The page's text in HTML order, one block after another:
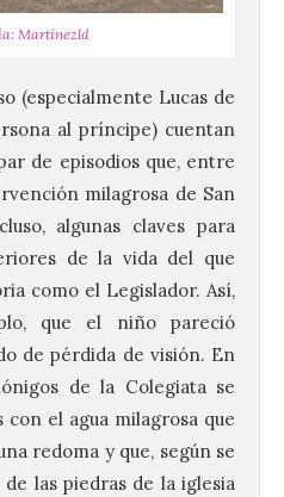
Martínezld
(especialmente Lucas de
al príncipe) cuentan
de episodios que, entre
milagrosa de San
algunas claves para
de la vida del que
como el Legislador. Así,
que el niño pareció
de pérdida de visión. En
de la Colegiata se
con el agua milagrosa que
redoma y que, según se
las piedras de la iglesia